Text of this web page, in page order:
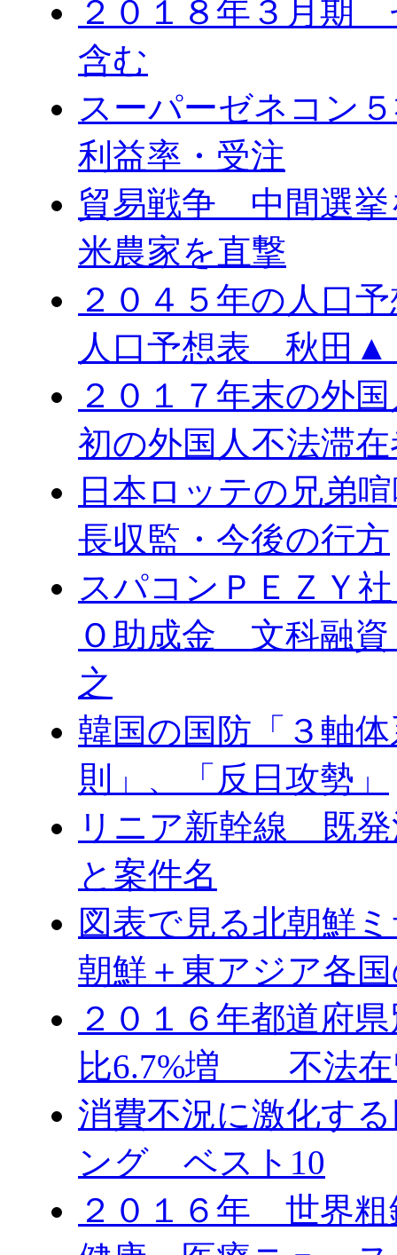
２０１８年３月期
含む
スーパーゼネコン
利益率・受注
貿易戦争 中間選
米農家を直撃
２０４５年の人口
人口予想表 秋田▲
２０１７年末の外
初の外国人不法滞
日本ロッテの兄弟
長収監・今後の行方
スパコンＰＥＺＹ
Ｏ助成金 文科融
之
韓国の国防「３軸
則」、「反日攻勢」
リニア新幹線 既発
と案件名
図表で見る北朝鮮
朝鮮＋東アジア各
２０１６年都道府
比6.7%増 不法在
消費不況に激化す
ング ベスト10
２０１６年 世界粗